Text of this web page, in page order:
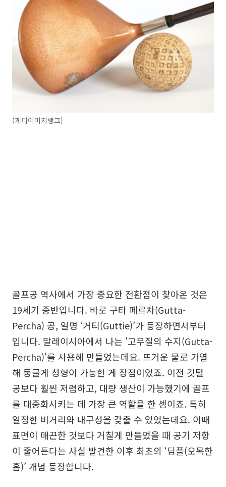
(게티이미지뱅크)
골프공 역사에서 가장 중요한 전환점이 찾아온 것은
19세기 중반입니다. 바로 구타 페르차(Gutta-
Percha) 공, 일명 ‘거티(Guttie)’가 등장하면서부터
입니다. 말레이시아에서 나는 '고무질의 수지(Gutta-
Percha)'를 사용해 만들었는데요. 뜨거운 물로 가열
해 둥글게 성형이 가능한 게 장점이었죠. 이전 깃털
공보다 훨씬 저렴하고, 대량 생산이 가능했기에 골프
를 대중화시키는 데 가장 큰 역할을 한 셈이죠. 특히
일정한 비거리와 내구성을 갖출 수 있었는데요. 이때
표면이 매끈한 것보다 거칠게 만들었을 때 공기 저항
이 줄어든다는 사실 발견한 이후 최초의 ‘딤플(오목한
홈)’ 개념 등장합니다.